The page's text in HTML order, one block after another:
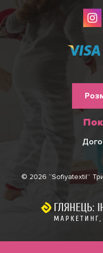
колонтитулу
© 2026 “Sofiyatextil”
ГЛЯНЕЦЬ: